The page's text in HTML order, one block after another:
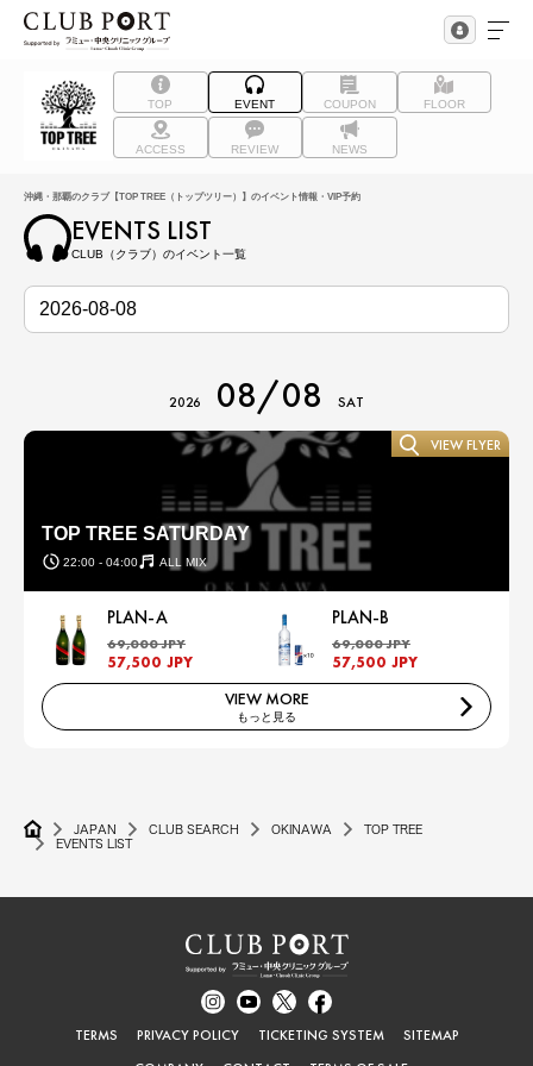
TOP EVENT COUPON FLOOR
ACCESS REVIEW NEWS
沖縄・那覇のクラブ【TOP TREE（トップツリー）】のイベント情報・VIP予約
EVENTS LIST
CLUB（クラブ）のイベント一覧
2026 08/08 SAT
TOP TREE SATURDAY
22:00 - 04:00 ALL MIX
VIEW FLYER
PLAN-A
69,000 JPY
57,500 JPY
PLAN-B
69,000 JPY
57,500 JPY
VIEW MORE
もっと見る
JAPAN CLUB SEARCH OKINAWA
TOP TREE
EVENTS LIST
TERMS PRIVACY POLICY TICKETING SYSTEM
SITEMAP